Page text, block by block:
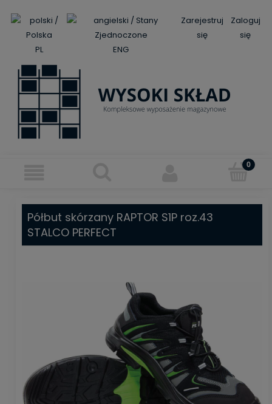
PL ENG
Zarejestruj
się
Zaloguj
się
Półbut skórzany RAPTOR S1P roz.43
STALCO PERFECT